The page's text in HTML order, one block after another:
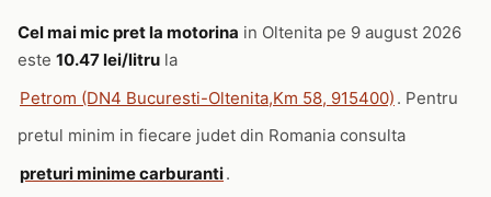
Cel mai mic pret la motorina in Oltenita pe 9 august 2026
este 10.47 lei/litru la
Petrom (DN4 Bucuresti-Oltenita,Km 58, 915400) . Pentru
pretul minim in fiecare judet din Romania consulta
preturi minime carburanti.